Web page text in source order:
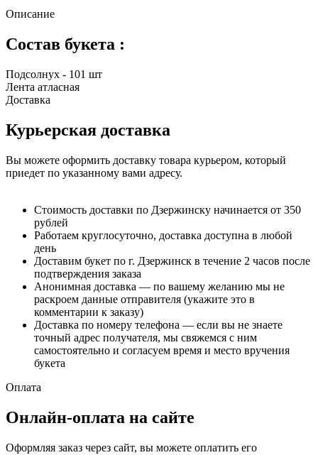
Описание
Состав букета :
Подсолнух - 101 шт
Лента атласная
Доставка
Курьерская доставка
Вы можете оформить доставку товара курьером, который
приедет по указанному вами адресу.
Стоимость доставки по Дзержинску начинается от 350
рублей
Работаем круглосуточно, доставка доступна в любой
день
Доставим букет по г. Дзержинск в течение 2 часов после
подтверждения заказа
Анонимная доставка — по вашему желанию мы не
раскроем данные отправителя (укажите это в
комментарии к заказу)
Доставка по номеру телефона — если вы не знаете
точный адрес получателя, мы свяжемся с ним
самостоятельно и согласуем время и место вручения
букета
Оплата
Онлайн-оплата на сайте
Оформляя заказ через сайт, вы можете оплатить его